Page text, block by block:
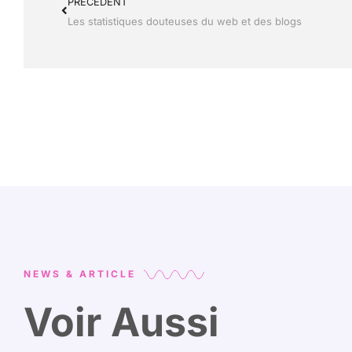
Les statistiques douteuses du web et des blogs
NEWS & ARTICLE
Voir Aussi